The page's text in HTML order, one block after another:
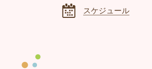
スケジュール